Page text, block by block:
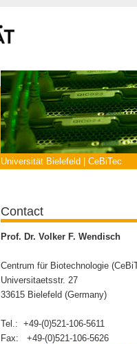
Universität Bielefeld CeBiTec
Contact
Prof. Dr. Volker F. Wendisch
Centrum für Biotechnologie
Universitaetsstr. 27
33615 Bielefeld (Germany)
Tel.: +49-(0)521-106-5611
Fax: +49-(0)521-106-5626